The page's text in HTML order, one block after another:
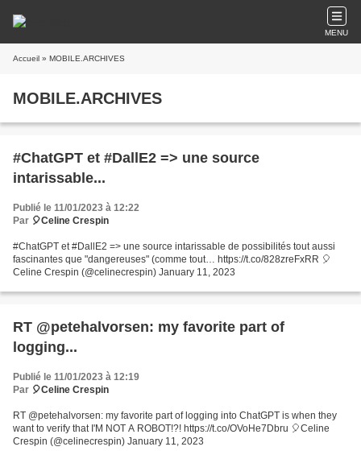
MENU
Accueil » MOBILE.ARCHIVES
MOBILE.ARCHIVES
#ChatGPT et #DallE2 => une source
intarissable...
Publié le 11/01/2023 à 12:22
Par 🎈Celine Crespin
#ChatGPT et #DallE2 => une source intarissable de possibilités tout aussi
fascinantes que "dangereuses" (comme tout… https://t.co/828zreFxRR 🎈
Celine Crespin (@celinecrespin) January 11, 2023
RT @petehalvorsen: my favorite part of
logging...
Publié le 11/01/2023 à 12:19
Par 🎈Celine Crespin
RT @petehalvorsen: my favorite part of logging into ChatGPT is when they
want to verify that I'M NOT A ROBOT!?! https://t.co/OVoHe7Dbru 🎈Celine
Crespin (@celinecrespin) January 11, 2023